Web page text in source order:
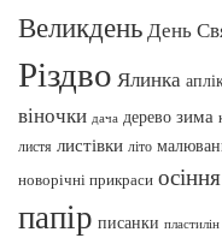
ВеликденьДень
Різдво Ялинка
віночки дача дерево зима
листя листівки літо
новорічні прикраси
папір писанки пластилін